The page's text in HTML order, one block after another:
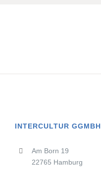
INTERCULTUR GGMBH
Am Born 19
22765 Hamburg